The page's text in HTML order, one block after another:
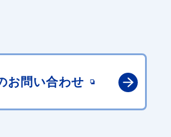
お問い合わせ